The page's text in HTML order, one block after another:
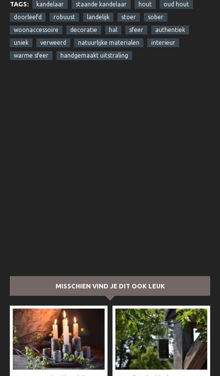
TAGS: kandelaar staande kandelaar hout oud hout
doorleefd robuust landelijk stoer
sober
woonaccessoire
decoratie hal sfeer
authentiek
uniek
verweerd natuurlijke materialen
interieur
warme sfeer
handgemaakt uitstraling
MISSCHIEN VIND JE DIT OOK LEUK